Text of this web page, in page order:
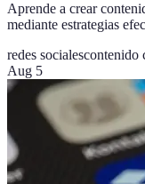
Aprende a crear
mediante estrategias
redes socialescontenido
Aug 5